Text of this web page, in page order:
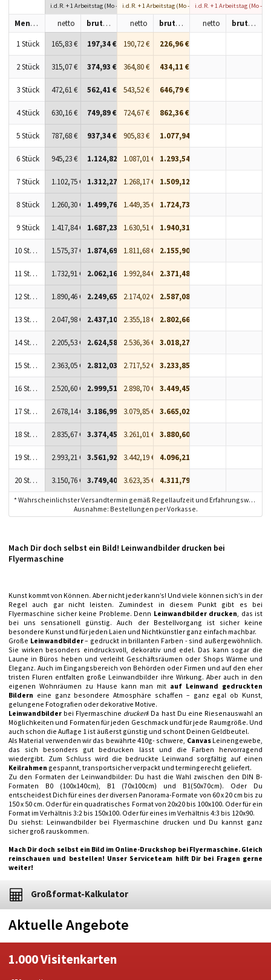
i.d.R. + 1 Arbeitstag (Mo - Fr)i.d.R. + 1 Arbeitstag (Mo - Fr)i.d.R. + 1 Arbeitstag (Mo - Fr)
Menge netto brutto netto brutto netto
brutto
1 Stück
165,83 € 197,34 € 190,72 € 226,96 €
2 Stück 315,07 € 374,93 € 364,80 € 434,11 €
3 Stück 472,61 € 562,41 € 543,52 € 646,79 €
4 Stück 630,16 € 749,89 € 724,67 € 862,36 €
5 Stück 787,68 € 937,34 € 905,83 € 1.077,94 €
6 Stück 945,23 € 1.124,82 € 1.087,01 € 1.293,54 €
7 Stück 1.102,75 € 1.312,27 € 1.268,17 € 1.509,12 €
8 Stück 1.260,30 € 1.499,76 € 1.449,35 € 1.724,73 €
9 Stück 1.417,84 € 1.687,23 € 1.630,51 € 1.940,31 €
10 Stück 1.575,37 € 1.874,69 € 1.811,68 € 2.155,90 €
11 Stück 1.732,91 € 2.062,16 € 1.992,84 € 2.371,48 €
12 Stück 1.890,46 € 2.249,65 € 2.174,02 € 2.587,08 €
13 Stück 2.047,98 € 2.437,10 € 2.355,18 € 2.802,66 €
14 Stück 2.205,53 € 2.624,58 € 2.536,36 € 3.018,27 €
15 Stück 2.363,05 € 2.812,03 € 2.717,52 € 3.233,85 €
16 Stück 2.520,60 € 2.999,51 € 2.898,70 € 3.449,45 €
17 Stück 2.678,14 € 3.186,99 € 3.079,85 € 3.665,02 €
18 Stück 2.835,67 € 3.374,45 € 3.261,01 € 3.880,60 €
19 Stück 2.993,21 € 3.561,92 € 3.442,19 € 4.096,21 €
20 Stück 3.150,76 € 3.749,40 € 3.623,35 € 4.311,79 €
* Wahrscheinlichster Versandtermin gemäß Regellaufzeit und Erfahrungswerten.
Ausnahme: Bestellungen per Vorkasse.
Mach Dir doch selbst ein Bild! Leinwandbilder drucken bei
Flyermaschine
Kunst kommt von Können. Aber nicht jeder kann’s! Und viele können sich’s in der
Regel auch gar nicht leisten. Zumindest in diesem Punkt gibt es bei
Flyermaschine sicher keine Probleme. Denn Leinwandbilder drucken , das ist
bei uns sensationell günstig. Auch der Bestellvorgang ist sicher keine
besondere Kunst und für jeden Laien und Nichtkünstler ganz einfach machbar.
Große Leinwandbilder– gedruckt in brillanten Farben - sind außergewöhnlich.
Sie wirken besonders eindrucksvoll, dekorativ und edel. Das kann sogar die
Laune in Büros heben und verleiht Geschäftsräumen oder Shops Wärme und
Eleganz. Auch im Eingangsbereich von Behörden oder Firmen und auf den eher
tristen Fluren entfalten große Leinwandbilder ihre Wirkung. Aber auch in den
eigenen Wohnräumen zu Hause kann man mit auf Leinwand gedruckten
Bildern eine ganz besondere Atmosphäre schaffen – ganz egal ob Kunst,
gelungene Fotografien oder dekorative Motive.
Leinwandbilder bei Flyermaschine drucken! Da hast Du eine Riesenauswahl an
Möglichkeiten und Formaten für jeden Geschmack und für jede Raumgröße. Und
auch schon die Auflage 1 ist äußerst günstig und schont Deinen Geldbeutel.
Als Material verwenden wir das bewährte 410g- schwere, CanvasLeinengewebe,
das sich besonders gut bedrucken lässt und die Farben hervorragend
wiedergibt. Zum Schluss wird die bedruckte Leinwand sorgfältig auf einen
Keilrahmen gespannt, transportsicher verpackt und termingerecht geliefert.
Zu den Formaten der Leinwandbilder: Du hast die Wahl zwischen den DIN B-
Formaten B0 (100x140cm), B1 (70x100cm) und B1(50x70cm). Oder Du
entscheidest Dich für eines der diversen Panorama-Formate von 60 x 20 cm bis zu
150 x 50 cm. Oder für ein quadratisches Format von 20x20 bis 100x100. Oder für ein
Format im Verhältnis 3:2 bis 150x100. Oder für eines im Verhältnis 4:3 bis 120x90.
Du siehst: Leinwandbilder bei Flyermaschine drucken und Du kannst ganz
sicher groß rauskommen.
Mach Dir doch selbst ein Bild im Online-Druckshop bei Flyermaschine. Gleich
reinschauen und bestellen! Unser Serviceteam hilft Dir bei Fragen gerne
weiter!
Großformat-Kalkulator
Aktuelle Angebote
1.000 Visitenkarten